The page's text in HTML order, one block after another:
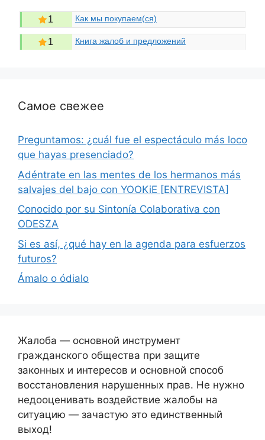
1 Как мы покупаем(ся)
1 Книга жалоб и предложений
Самое свежее
Preguntamos: ¿cuál fue el espectáculo más loco
que hayas presenciado?
Adéntrate en las mentes de los hermanos más
salvajes del bajo con YOOKiE [ENTREVISTA]
Conocido por su Sintonía Colaborativa con
ODESZA
Si es así, ¿qué hay en la agenda para esfuerzos
futuros?
Ámalo o ódialo
Жалоба — основной инструмент
гражданского общества при защите
законных и интересов и основной способ
восстановления нарушенных прав. Не нужно
недооценивать воздействие жалобы на
ситуацию — зачастую это единственный
выход!